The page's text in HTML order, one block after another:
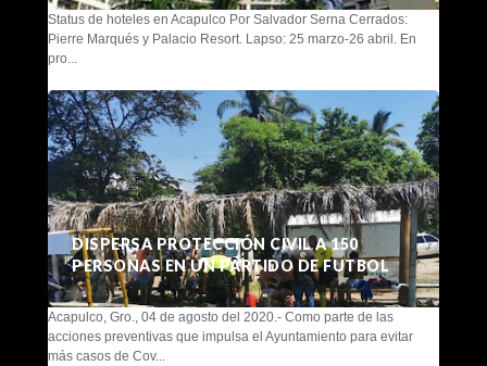
Status de hoteles en Acapulco Por Salvador Serna Cerrados:
Pierre Marqués y Palacio Resort. Lapso: 25 marzo-26 abril. En
pro...
DISPERSA PROTECCIÓN CIVIL A 150
PERSONAS EN UN PARTIDO DE FUTBOL
Acapulco, Gro., 04 de agosto del 2020.- Como parte de las
acciones preventivas que impulsa el Ayuntamiento para evitar
más casos de Cov...